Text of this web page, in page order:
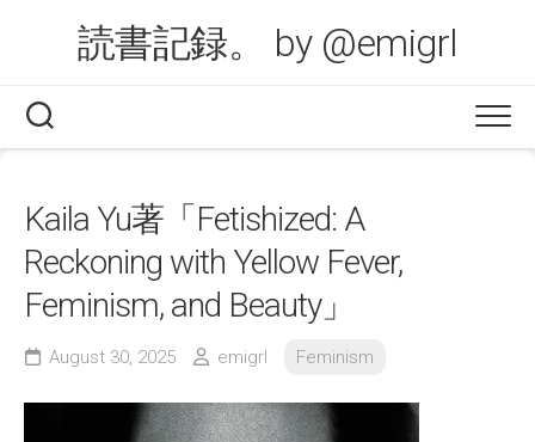
読書記録。 by @emigrl
Kaila Yu著「Fetishized: A
Reckoning with Yellow Fever,
Feminism, and Beauty」
August 30, 2025 emigrl Feminism